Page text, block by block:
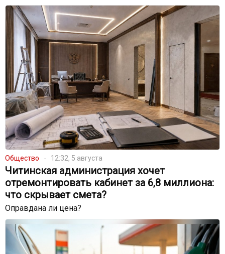
Общество 12:32, 5 августа
Читинская администрация хочет
отремонтировать кабинет за 6,8 миллиона:
что скрывает смета?
Оправдана ли цена?